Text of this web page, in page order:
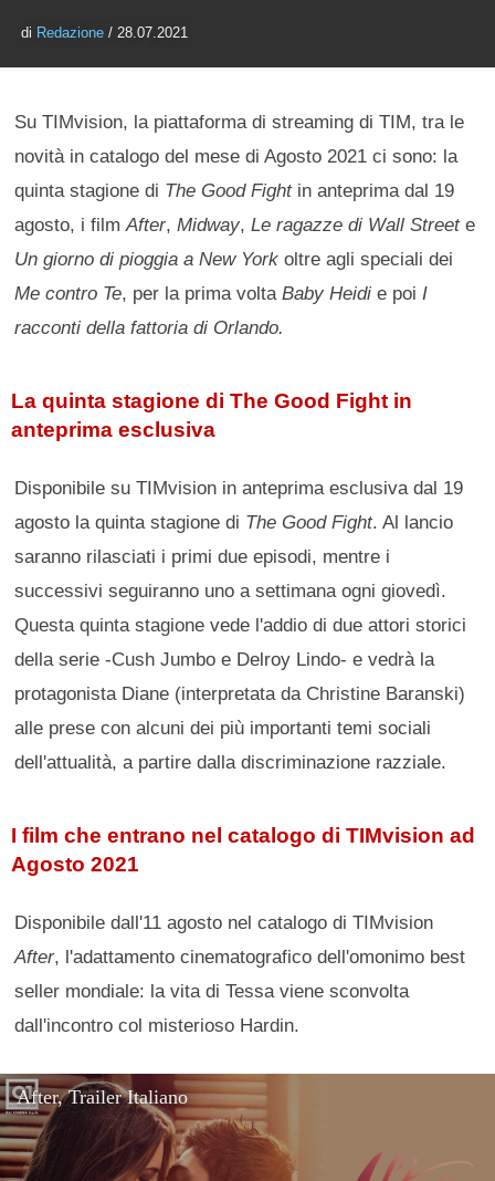
di Redazione / 28.07.2021
Su TIMvision, la piattaforma di streaming di TIM, tra le
novità in catalogo del mese di Agosto 2021 ci sono: la
quinta stagione di The Good Fightin anteprima dal 19
agosto, i filmAfter,Midway,Le ragazze di Wall Streete
Un giorno di pioggia a New York oltre agli speciali dei
Me contro Te, per la prima voltaBaby Heidi e poiI
racconti della fattoria di Orlando.
La quinta stagione di The Good Fight in
anteprima esclusiva
Disponibile su TIMvision in anteprima esclusiva dal 19
agosto la quinta stagione di The Good Fight. Al lancio
saranno rilasciati i primi due episodi, mentre i
successivi seguiranno uno a settimana ogni giovedì.
Questa quinta stagione vede l'addio di due attori storici
della serie -Cush Jumbo e Delroy Lindo- e vedrà la
protagonista Diane (interpretata da Christine Baranski)
alle prese con alcuni dei più importanti temi sociali
dell'attualità, a partire dalla discriminazione razziale.
I film che entrano nel catalogo di TIMvision ad
Agosto 2021
Disponibile dall'11 agosto nel catalogo di TIMvision
After, l'adattamento cinematografico dell'omonimo best
seller mondiale: la vita di Tessa viene sconvolta
dall'incontro col misterioso Hardin.